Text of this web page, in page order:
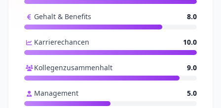
Gehalt & Benefits 8.0
Karrierechancen 10.0
Kollegenzusammenhalt 9.0
Management 5.0